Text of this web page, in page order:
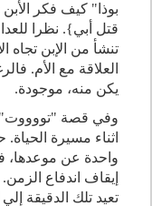
بوذا" كيف فكر
قتل أبي}. نظرا
تنشأ من الإبن تجاه
العلاقة مع الأم.
يكن منه، موجودة.
وفي قصة "تووووت"
اثناء مسيرة
واحدة عن موعدها،
إيقاف اندفاع
تعيد تلك الدقيقة